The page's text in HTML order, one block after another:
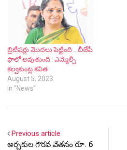
బ్రిటీషర్లు మొదలు పెట్టింది‌‌ .. బీజేపీ
ఫాలో అవుతుంది : ఎమ్మెల్సీ
కల్వకుంట్ల కవిత
August 5, 2023
In "News"
Previous article
అర్చకుల గౌర‌వ వేతనం రూ. 6